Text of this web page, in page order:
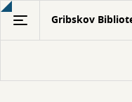
Gå
hovedindhold
Gribskov